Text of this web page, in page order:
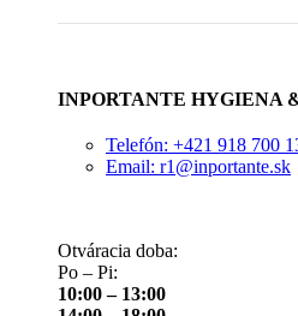
INPORTANTE HYGIENA
Telefón: +421 918 700
Email: r1@inportante.sk
Otváracia doba:
Po – Pi:
10:00 – 13:00